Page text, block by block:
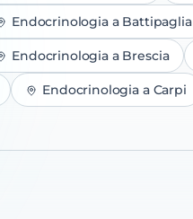
Endocrinologiaa Battipaglia
Endocrinologiaa Brescia
Endocrinologiaa Carpi